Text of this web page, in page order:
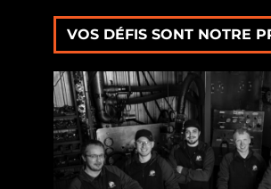
VOS DÉFIS SONT NOTRE